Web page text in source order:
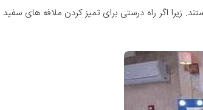
زیرا اگر راه درستی برای تمیز کردن ملافه های